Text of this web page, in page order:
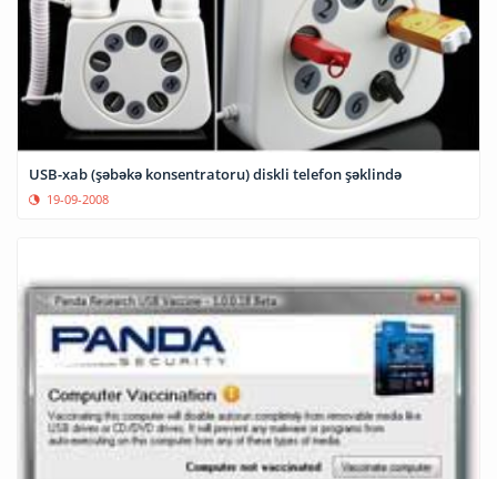
USB-xab (şəbəkə konsentratoru) diskli telefon şəklində
19-09-2008